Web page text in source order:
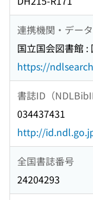
連携機関・デー
国立国会図書館 :
https://
書誌ID（
034437431
http://
全国書誌番号
24204293